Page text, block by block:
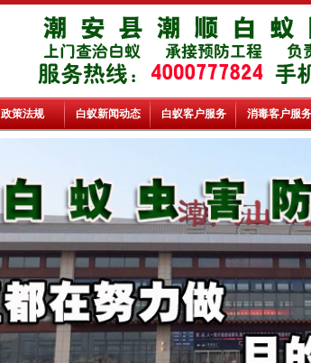
政策法规 白蚁新闻动态 白蚁客户服务 消毒客户服务